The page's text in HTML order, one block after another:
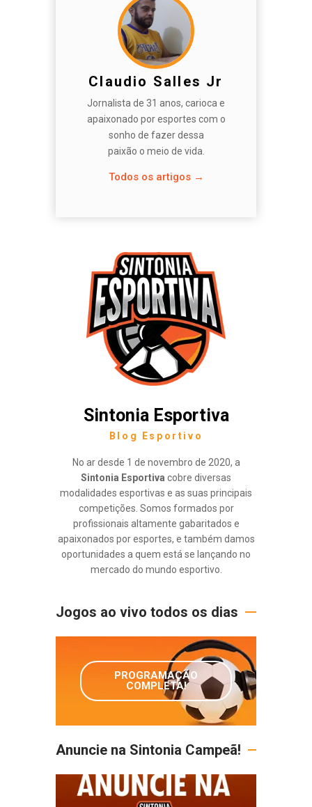
Claudio Salles Jr
Jornalista de 31 anos, carioca e
apaixonado por esportes com o
sonho de fazer dessa
paixão o meio de vida.
Todos os artigos →
Sintonia Esportiva
Blog Esportivo
No ar desde 1 de novembro de 2020, a
Sintonia Esportiva cobre diversas
modalidades esportivas e as suas principais
competições. Somos formados por
profissionais altamente gabaritados e
apaixonados por esportes, e também damos
oportunidades a quem está se lançando no
mercado do mundo esportivo.
Jogos ao vivo todos os dias
PROGRAMAÇÃO
COMPLETA!
Anuncie na Sintonia Campeã!